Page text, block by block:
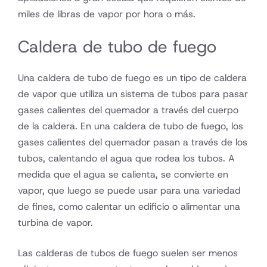
miles de libras de vapor por hora o más.
Caldera de tubo de fuego
Una caldera de tubo de fuego es un tipo de caldera
de vapor que utiliza un sistema de tubos para pasar
gases calientes del quemador a través del cuerpo
de la caldera. En una caldera de tubo de fuego, los
gases calientes del quemador pasan a través de los
tubos, calentando el agua que rodea los tubos. A
medida que el agua se calienta, se convierte en
vapor, que luego se puede usar para una variedad
de fines, como calentar un edificio o alimentar una
turbina de vapor.
Las calderas de tubos de fuego suelen ser menos